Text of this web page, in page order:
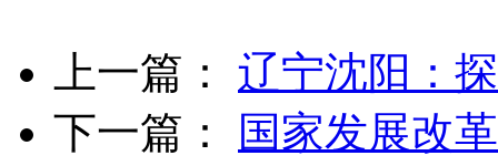
上一篇： 辽宁沈阳：
下一篇：
国家发展改